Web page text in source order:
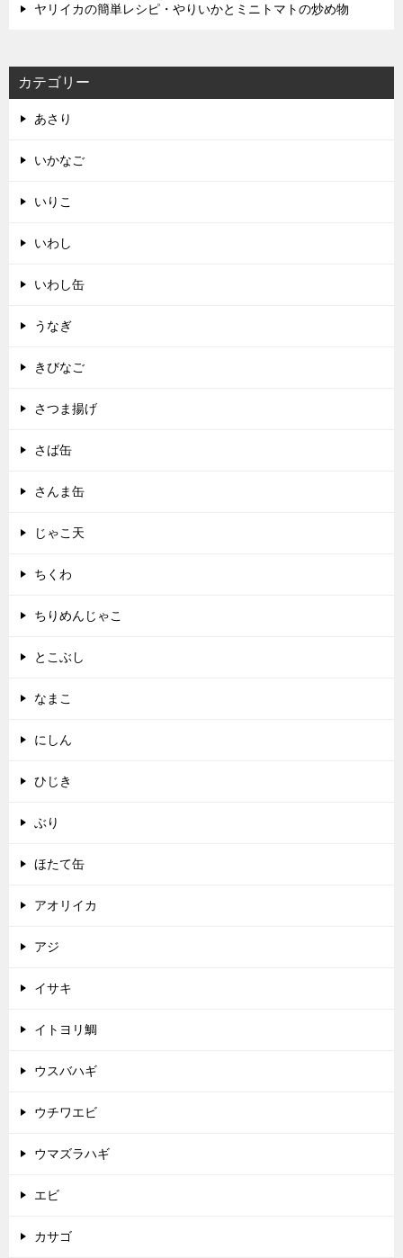
ヤリイカの簡単レシピ・やりいかとミニトマトの炒め物
カテゴリー
あさり
いかなご
いりこ
いわし
いわし缶
うなぎ
きびなご
さつま揚げ
さば缶
さんま缶
じゃこ天
ちくわ
ちりめんじゃこ
とこぶし
なまこ
にしん
ひじき
ぶり
ほたて缶
アオリイカ
アジ
イサキ
イトヨリ鯛
ウスバハギ
ウチワエビ
ウマズラハギ
エビ
カサゴ